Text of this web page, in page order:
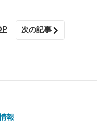
次の記事
報